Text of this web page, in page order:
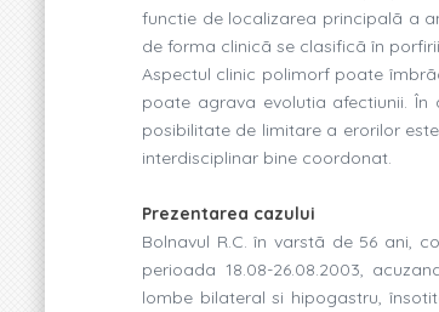
functie de localizarea principalã a
de forma clinicã se clasificã în
Aspectul clinic polimorf poate
poate agrava evolutia afectiunii.
posibilitate de limitare a erorilor
interdisciplinar bine coordonat.
Prezentarea cazului
Bolnavul R.C. în varstã de 56 ani,
perioada 18.08-26.08.2003,
lombe bilateral si hipogastru,